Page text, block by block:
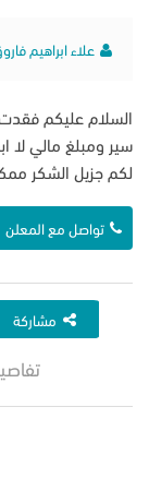
علاء ابراهيم
السلام عليكم
سير ومبلغ مالي لا
لكم جزيل الشكر
تواصل مع المعلن
مشاركة